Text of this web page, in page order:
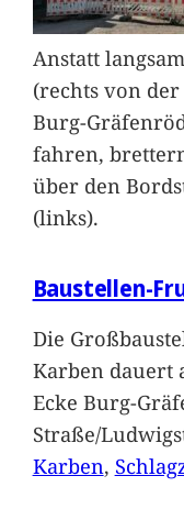
Anstatt
(rechts von
Burg-
fahren,
über den
(links).
Baustellen-
Die
Karben dauert
Ecke Burg-
Straße/
Karben,